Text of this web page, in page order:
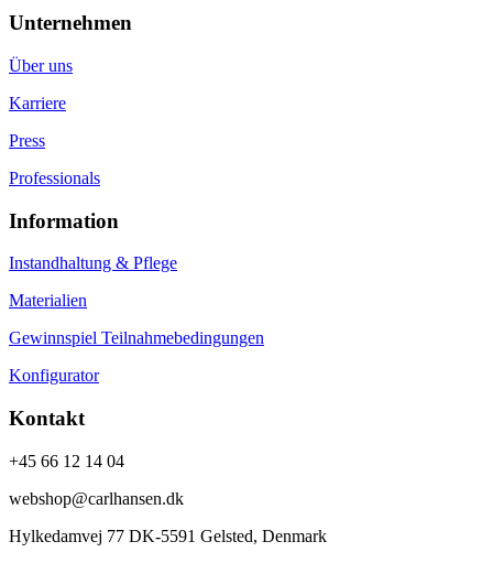
Unternehmen
Über uns
Karriere
Press
Professionals
Information
Instandhaltung & Pflege
Materialien
Gewinnspiel Teilnahmebedingungen
Konfigurator
Kontakt
+45 66 12 14 04
webshop@carlhansen.dk
Hylkedamvej 77 DK-5591 Gelsted, Denmark